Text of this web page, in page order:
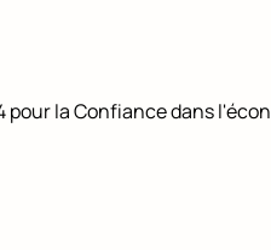
la Confiance dans